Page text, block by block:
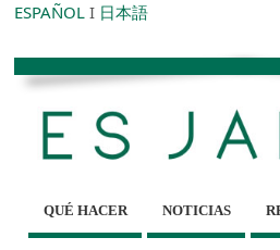
ESPAÑOL I 日本語
QUÉ HACER NOTICIAS